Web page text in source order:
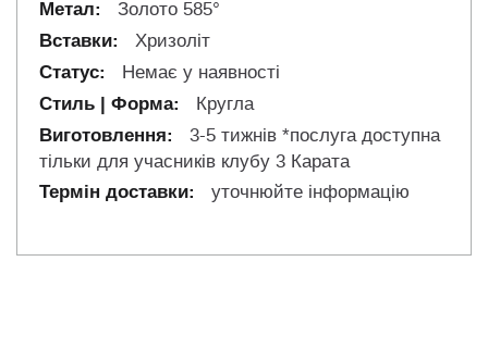
Золото 585°
Хризоліт
Немає у наявності
Кругла
3-5 тижнів *послуга доступна
тільки для учасників клубу 3 Карата
уточнюйте інформацію